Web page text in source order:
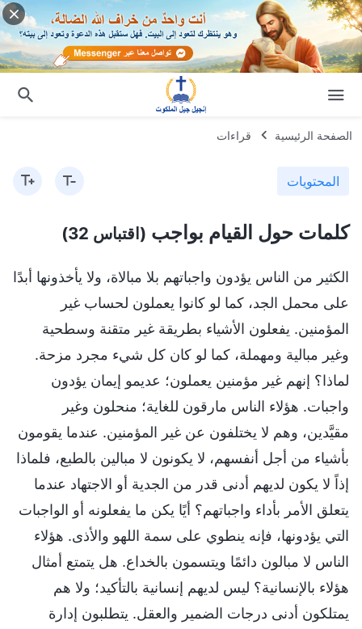
الصفحة الرئيسية قراءات
المحتويات
كلمات حول القيام بواجب (اقتباس 32)
الكثير من الناس يؤدون واجباتهم بلا مبالاة، ولا يأخذونها أبدًا
على محمل الجد، كما لو كانوا يعملون لحساب غير
المؤمنين. يفعلون الأشياء بطريقة غير متقنة وسطحية
وغير مبالية ومهملة، كما لو كان كل شيء مجرد مزحة.
لماذا؟ إنهم غير مؤمنين يعملون؛ عديمو إيمان يؤدون
واجبات. هؤلاء الناس مارقون للغاية؛ منحلون وغير
مقيَّدين، وهم لا يختلفون عن غير المؤمنين. عندما يقومون
بأشياء من أجل أنفسهم، لا يكونون لا مبالين بالطبع، فلماذا
إذاً لا يكون لديهم أدنى قدر من الجدية أو الاجتهاد عندما
يتعلق الأمر بأداء واجباتهم؟ أيًا يكن ما يفعلونه أو الواجبات
التي يؤدونها، فإنه ينطوي على سمة اللهو والأذى. هؤلاء
الناس لا مبالون دائمًا ويتسمون بالخداع. هل يتمتع أمثال
هؤلاء بالإنسانية؟ ليس لديهم إنسانية بالتأكيد؛ ولا هم
يمتلكون أدنى درجات الضمير والعقل. يتطلبون إدارة